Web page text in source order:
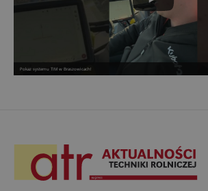
Pokaz systemu TIM w Braszowicach!